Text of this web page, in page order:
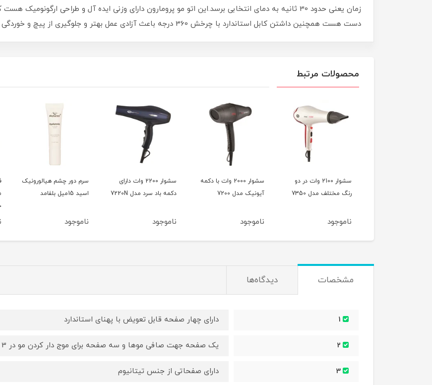
زمان یعنی حدود 30 ثانیه به دمای انتخابی برسد.این اتو مو پرومارون دارای وزنی ایده آل و طراحی
دست هست همچنین داشتن کابل استاندارد با چرخش 360 درجه باعث آزادی عمل بهتر و جلوگیری از پیچ و خوردگی سیم در محل اتصال با دستگاه هست.
محصولات مرتبط
سشوار 2100 وات در دو
رنگ مختلف مدل 7350
ناموجود
سشوار 2000 وات با دکمه
آیونیک مدل 7200
ناموجود
سشوار 2200 وات دارای
دکمه باد سرد مدل 7220N
ناموجود
سرم دور چشم هیالورونیک
اسید 15میل بلفامد
ناموجود
مشخصات دیدگاه‌ها
دارای چهار صفحه قابل تعویض با پهنای استاندارد
یک صفحه جهت صافی موها و سه صفحه برای موج دار کردن مو در 3 سایز مختلف
دارای صفحاتی از جنس تیتانیوم